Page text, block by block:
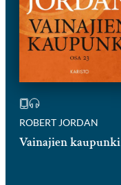
ROBERT JORDAN
Vainajien kaupunki